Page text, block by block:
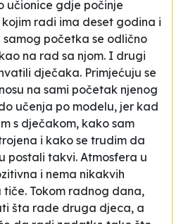
učionice gdje počinje
kojim radi ima deset godina i
početka se odlično
na rad sa njom. I drugi
dječaka. Primjećuju se
na sami početak njenog
učenja po modelu, jer kad
s dječakom, kako sam
i kako se trudim da
postali takvi. Atmosfera u
i nema nikakvih
tiče. Tokom radnog dana,
šta rade druga djeca, a